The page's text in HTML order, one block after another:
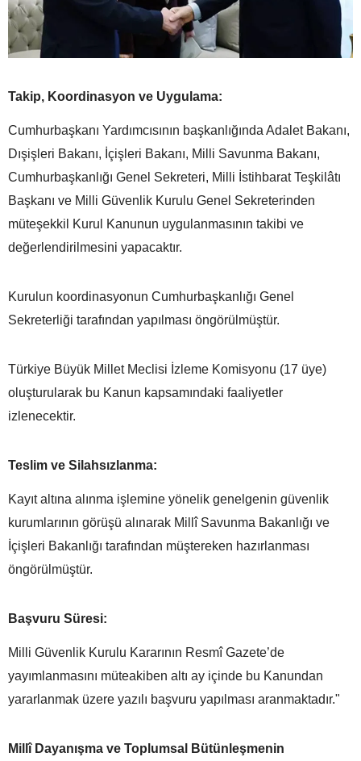
Takip, Koordinasyon ve Uygulama:
Cumhurbaşkanı Yardımcısının başkanlığında Adalet Bakanı,
Dışişleri Bakanı, İçişleri Bakanı, Milli Savunma Bakanı,
Cumhurbaşkanlığı Genel Sekreteri, Milli İstihbarat Teşkilâtı
Başkanı ve Milli Güvenlik Kurulu Genel Sekreterinden
müteşekkil Kurul Kanunun uygulanmasının takibi ve
değerlendirilmesini yapacaktır.
Kurulun koordinasyonun Cumhurbaşkanlığı Genel
Sekreterliği tarafından yapılması öngörülmüştür.
Türkiye Büyük Millet Meclisi İzleme Komisyonu (17 üye)
oluşturularak bu Kanun kapsamındaki faaliyetler
izlenecektir.
Teslim ve Silahsızlanma:
Kayıt altına alınma işlemine yönelik genelgenin güvenlik
kurumlarının görüşü alınarak Millî Savunma Bakanlığı ve
İçişleri Bakanlığı tarafından müştereken hazırlanması
öngörülmüştür.
Başvuru Süresi:
Milli Güvenlik Kurulu Kararının Resmî Gazete’de
yayımlanmasını müteakiben altı ay içinde bu Kanundan
yararlanmak üzere yazılı başvuru yapılması aranmaktadır."
Millî Dayanışma ve Toplumsal Bütünleşmenin